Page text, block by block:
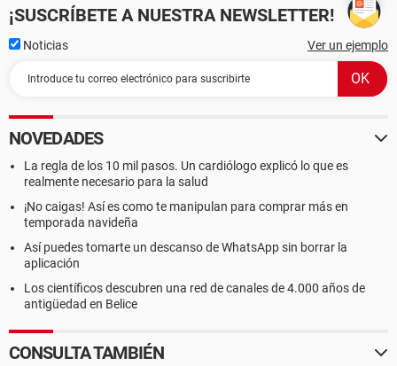
¡SUSCRÍBETE A NUESTRA NEWSLETTER!
Noticias Ver un ejemplo
NOVEDADES
La regla de los 10 mil pasos. Un cardiólogo explicó lo que es
realmente necesario para la salud
¡No caigas! Así es como te manipulan para comprar más en
temporada navideña
Así puedes tomarte un descanso de WhatsApp sin borrar la
aplicación
Los científicos descubren una red de canales de 4.000 años de
antigüedad en Belice
CONSULTA TAMBIÉN